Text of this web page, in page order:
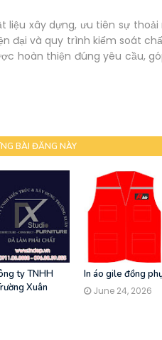
xây dựng, ưu tiên sự thoải
đại và quy trình kiểm soát
hoàn thiện đúng yêu cầu,
BÀI ĐĂNG NÀY
ty TNHH
Xuân
In áo gile đồng
June 24, 2026